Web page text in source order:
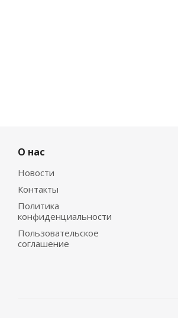
О нас
Новости
Контакты
Политика
конфиденциальности
Пользовательское
соглашение